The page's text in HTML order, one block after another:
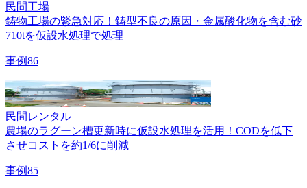
民間工場
鋳物工場の緊急対応！鋳型不良の原因・金属酸化物を含む砂
710tを仮設水処理で処理
事例86
民間 レンタル
農場のラグーン槽更新時に仮設水処理を活用！CODを低下
させコストを約1/6に削減
事例85